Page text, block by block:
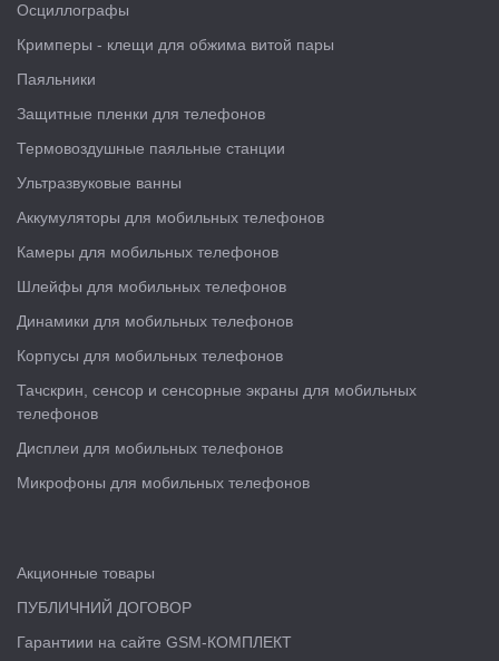
Осциллографы
Кримперы - клещи для обжима витой пары
Паяльники
Защитные пленки для телефонов
Термовоздушные паяльные станции
Ультразвуковые ванны
Аккумуляторы для мобильных телефонов
Камеры для мобильных телефонов
Шлейфы для мобильных телефонов
Динамики для мобильных телефонов
Корпусы для мобильных телефонов
Тачскрин, сенсор и сенсорные экраны для мобильных
телефонов
Дисплеи для мобильных телефонов
Микрофоны для мобильных телефонов
Акционные товары
ПУБЛИЧНИЙ ДОГОВОР
Гарантиии на сайте GSM-КОМПЛЕКТ